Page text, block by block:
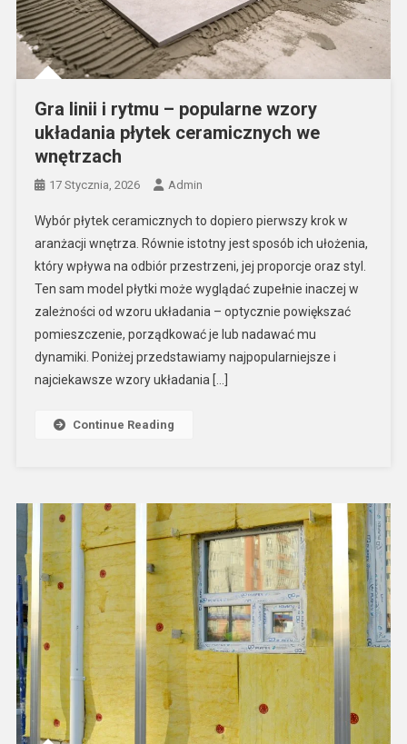
Gra linii i rytmu – popularne wzory
układania płytek ceramicznych we
wnętrzach
17 Stycznia, 2026 Admin
Wybór płytek ceramicznych to dopiero pierwszy krok w
aranżacji wnętrza. Równie istotny jest sposób ich ułożenia,
który wpływa na odbiór przestrzeni, jej proporcje oraz styl.
Ten sam model płytki może wyglądać zupełnie inaczej w
zależności od wzoru układania – optycznie powiększać
pomieszczenie, porządkować je lub nadawać mu
dynamiki. Poniżej przedstawiamy najpopularniejsze i
najciekawsze wzory układania […]
Continue Reading